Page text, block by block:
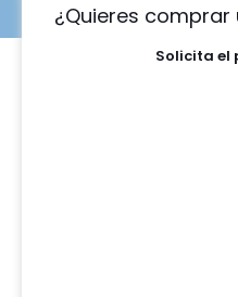
¿Quieres comprar
Solicita el